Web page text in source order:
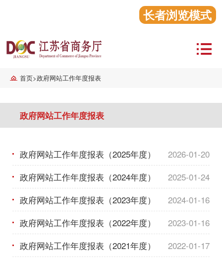
长者浏览模式
首页>政府网站工作年度报表
政府网站工作年度报表
政府网站工作年度报表（2025年度）
2026-01-20
政府网站工作年度报表（2024年度）
2025-01-24
政府网站工作年度报表（2023年度）
2024-01-16
政府网站工作年度报表（2022年度）
2023-01-16
政府网站工作年度报表（2021年度）
2022-01-17